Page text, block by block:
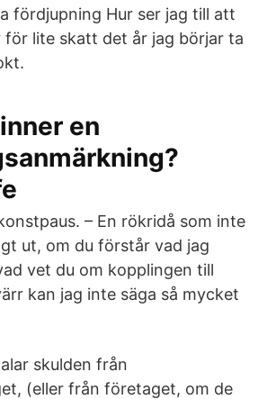
fördjupning Hur ser jag till att
för lite skatt det år jag börjar ta
en
– En rökridå som inte
ut, om du förstår vad jag
vet du om kopplingen till
kan jag inte säga så mycket
skulden från
(eller från företaget, om de